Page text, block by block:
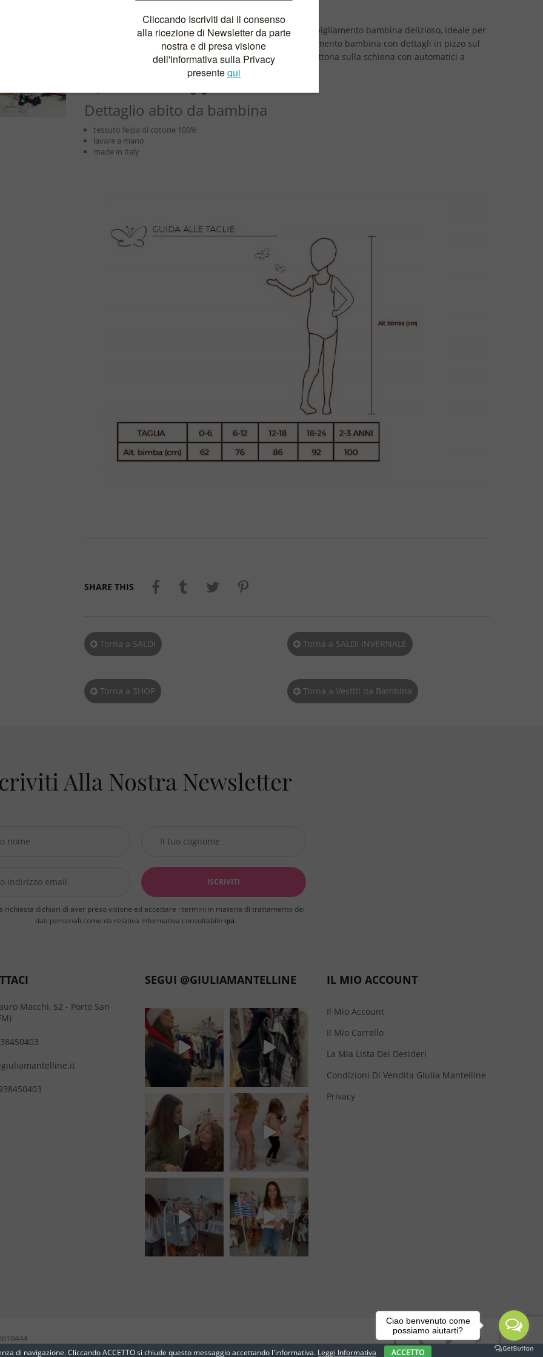
bambina
L’abito da bambina in felpa di cotoneblu è un capo di abbigliamento bambina delizioso, ideale per
le giornate al parco e per la scuola. E’ un capo di abbigliamento bambina con dettagli in pizzo sul
corpetto e farfalle che volano sulla gonna a ruota, si abbottona sulla schiena con automatici a
Dettaglio abito da bambina
tessuto felpa di cotone 100%
lavare a mano
made in italy
SHARE THIS
Torna a SALDI Torna a SALDI INVERNALE
Torna a SHOP Torna a Vestiti da Bambina
Alla Nostra Newsletter
richiesta dichiari di aver preso visione ed accettare i termini in materia di trattamento dei
dati personali come da relativa Informativa consultabile qui.
Macchi, 52 - Porto San
SEGUI @GIULIAMANTELLINE IL MIO ACCOUNT
Il Mio Account
Il Mio Carrello
La Mia Lista Dei Desideri
Condizioni Di Vendita Giulia Mantelline
Privacy
di navigazione. Cliccando ACCETTO si chiude questo messaggio accettando l'informativa. Leggi Informativa ACCETTO
Ciao benvenuto come
possiamo aiutarti?